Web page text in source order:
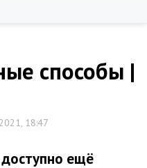
способы |
18:47
ещё